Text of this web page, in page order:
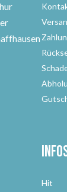
Hit